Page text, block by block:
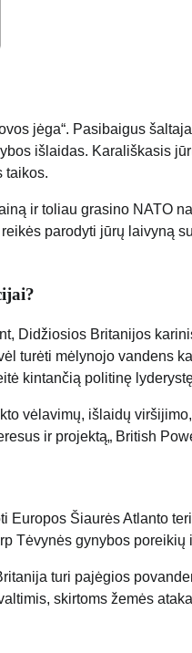
jėga“. Pasibaigus
išlaidas. Karališkasis
taikos.
ir toliau grasino NATO
parodyti jūrų laivyną
Didžiosios Britanijos
turėti mėlynojo vandens
kintančią politinę
vėlavimų, išlaidų
ir projektą„ British
Europos Šiaurės Atlanto
Tėvynės gynybos
turi pajėgios
skirtoms žemės